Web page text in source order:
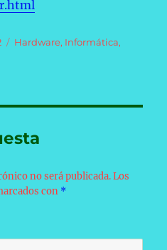
Categorías
Hardware, Informática,
no será publicada. Los
con *